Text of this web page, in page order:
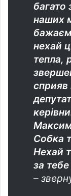
багато
наших
нехай
тепла,
сприяв
Собка
Нехай
за
–